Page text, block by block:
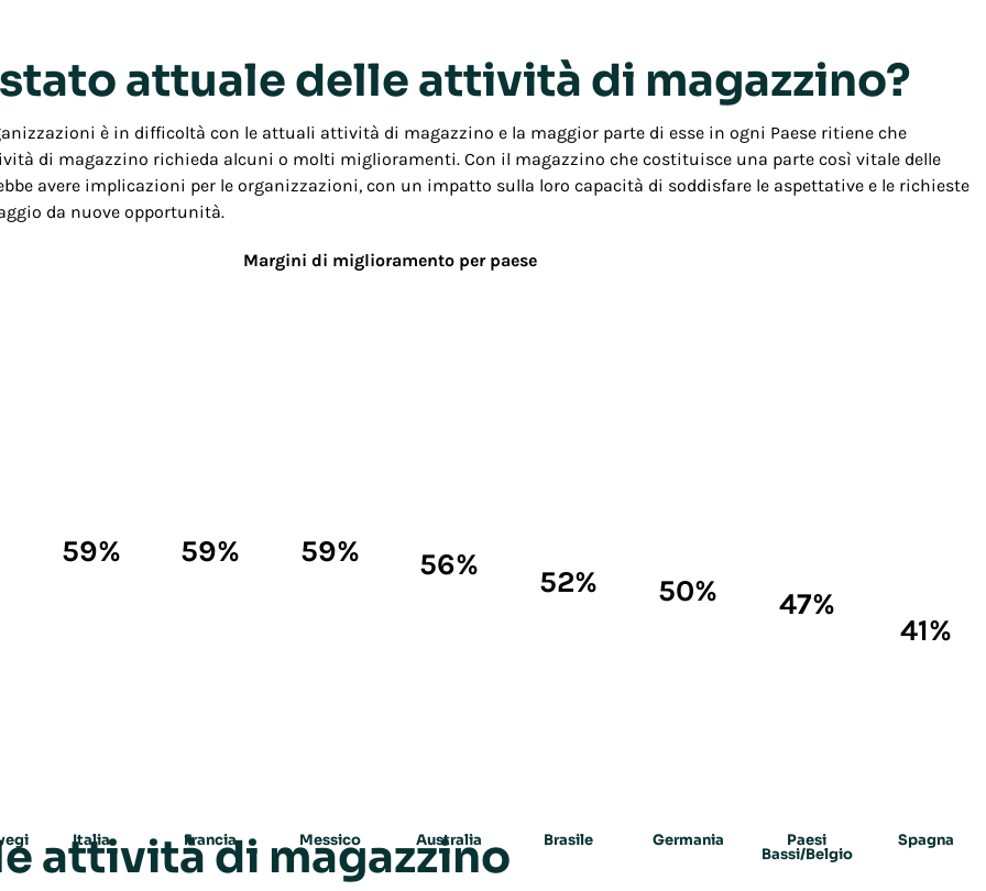
attuale delle attività di magazzino?
è in difficoltà con le attuali attività di magazzino e la maggior parte di esse in ogni Paese ritiene che
di magazzino richieda alcuni o molti miglioramenti. Con il magazzino che costituisce una parte così vitale delle
avere implicazioni per le organizzazioni, con un impatto sulla loro capacità di soddisfare le aspettative e le richieste
da nuove opportunità.
Margini di miglioramento per paese
Italia
59%
Francia
59%
Messico
59%
Australia
56%
Brasile
52%
Germania
50%
Paesi
Bassi/Belgio
47%
Spagna
41%
attività di magazzino